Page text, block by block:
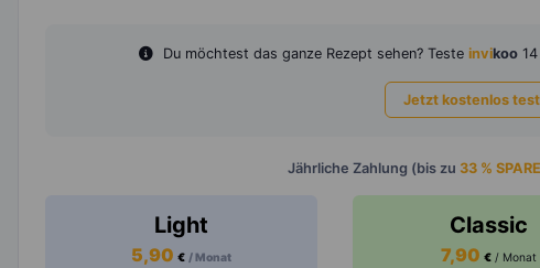
Du möchtest das ganze Rezept sehen? Teste invikoo
Jetzt kostenlos
Jährliche Zahlung (bis zu 33 %
Light
5,90 € / Monat
Classic
7,90 € / Monat